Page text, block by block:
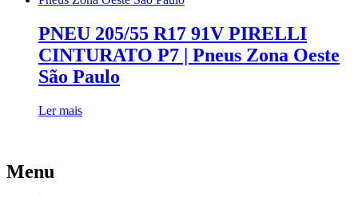
PNEU 205/55 R17 91V PIRELLI
CINTURATO P7 | Pneus Zona Oeste
São Paulo
Ler mais
Menu